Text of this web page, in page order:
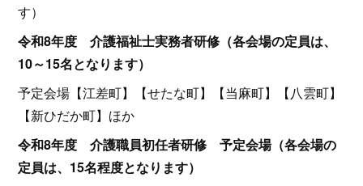
す）
令和8年度 介護福祉士実務者研修（各会場の定員は、
10～15名となります）
予定会場【江差町】【せたな町】【当麻町】【八雲町】
【新ひだか町】ほか
令和8年度 介護職員初任者研修 予定会場（各会場の
定員は、15名程度となります）